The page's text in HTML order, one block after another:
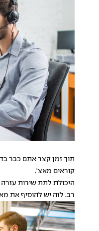
תוך זמן קצר אתם כבר
קוראים מאצ'.
היכולת לתת שירות
רב. לזה יש להוסיף את